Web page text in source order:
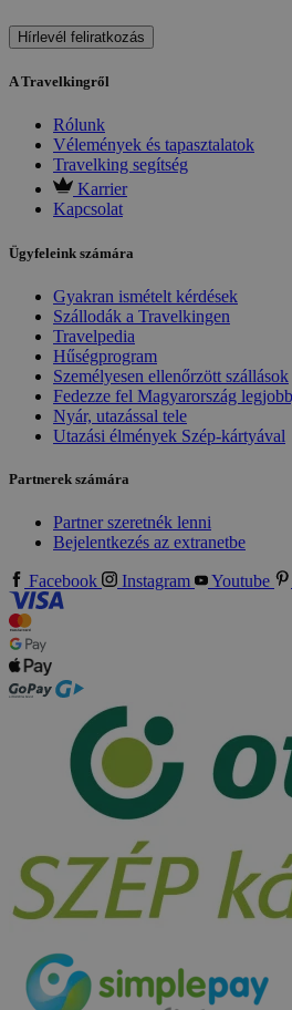
Hírlevél feliratkozás
A Travelkingről
Rólunk
Vélemények és tapasztalatok
Travelking segítség
Karrier
Kapcsolat
Ügyfeleink számára
Gyakran ismételt kérdések
Szállodák a Travelkingen
Travelpedia
Hűségprogram
Személyesen ellenőrzött szállások
Fedezze fel Magyarország
Nyár, utazással tele
Utazási élmények Szép-kártyával
Partnerek számára
Partner szeretnék lenni
Bejelentkezés az extranetbe
Facebook Instagram Youtube